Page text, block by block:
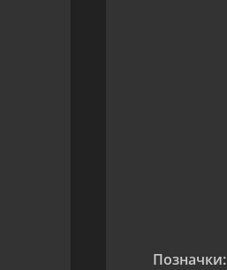
Позначки: